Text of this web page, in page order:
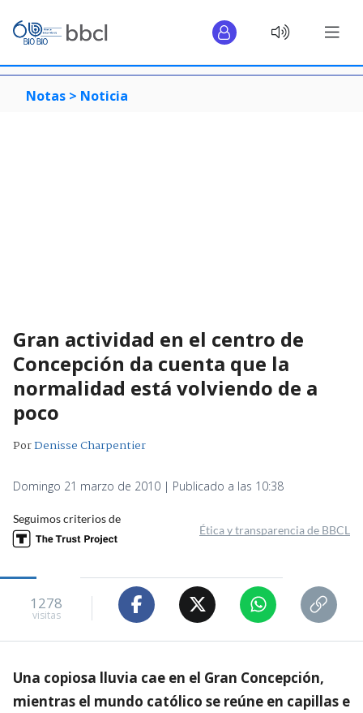
Notas > Noticia
Gran actividad en el centro de
Concepción da cuenta que la
normalidad está volviendo de a
poco
PorDenisse Charpentier
Domingo 21 marzo de 2010 | Publicado a las 10:38
Seguimos criterios de
Ética y transparencia de BBCL
1278
visitas
Una copiosa lluvia cae en el Gran Concepción,
mientras el mundo católico se reúne en capillas e